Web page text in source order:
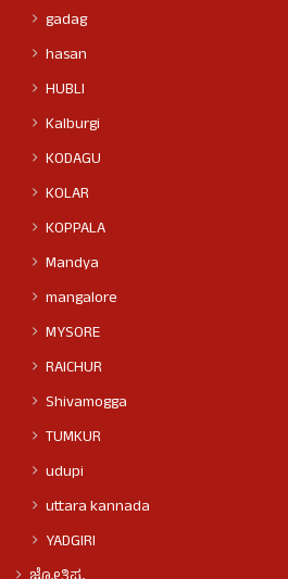
gadag
hasan
HUBLI
Kalburgi
KODAGU
KOLAR
KOPPALA
Mandya
mangalore
MYSORE
RAICHUR
Shivamogga
TUMKUR
udupi
uttara kannada
YADGIRI